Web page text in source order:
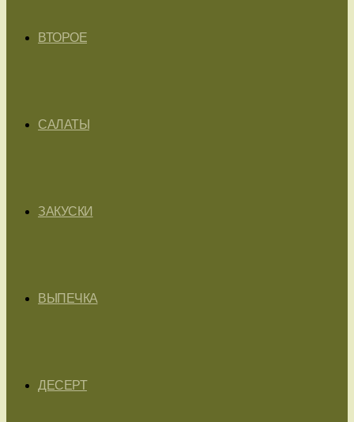
ВТОРОЕ
САЛАТЫ
ЗАКУСКИ
ВЫПЕЧКА
ДЕСЕРТ